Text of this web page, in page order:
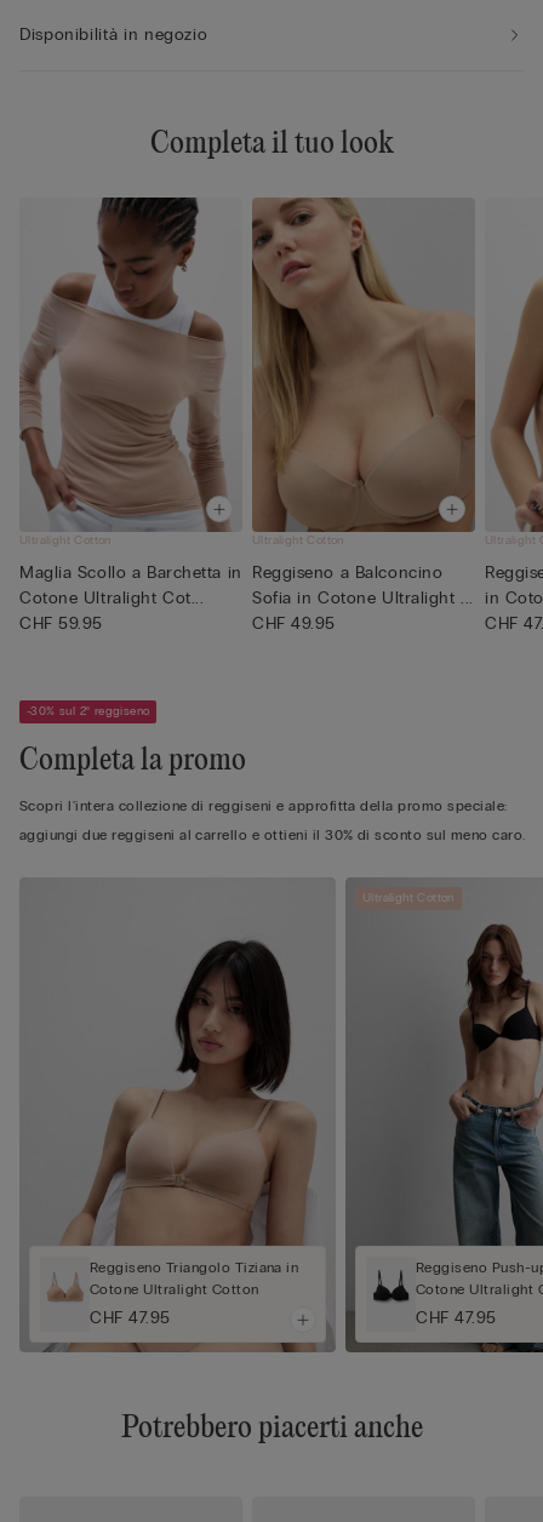
Disponibilità in negozio
Completa il tuo look
Ultralight Cotton
Maglia Scollo a Barchetta in
Cotone Ultralight Cot...
CHF 59.95
Ultralight Cotton
Reggiseno a Balconcino
Sofia in Cotone Ultralight ...
CHF 49.95
Ultralight
in
CHF
-30% sul 2° reggiseno
Completa la promo
Scopri l'intera collezione di reggiseni e approfitta della promo speciale:
aggiungi due reggiseni al carrello e ottieni il 30% di sconto sul meno caro.
Reggiseno Triangolo Tiziana in
Cotone Ultralight Cotton
CHF 47.95
Ultralight Cotton
Reggiseno Push-
Cotone Ultralight
CHF 47.95
Potrebbero piacerti anche